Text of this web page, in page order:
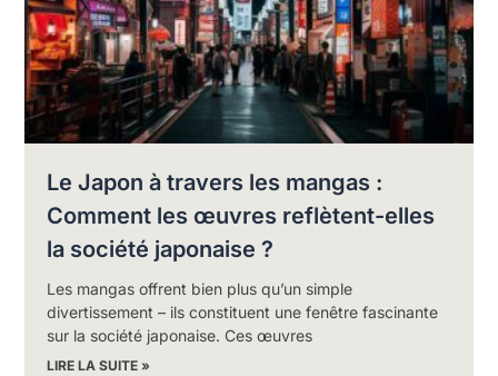
Le Japon à travers les mangas :
Comment les œuvres reflètent-elles
la société japonaise ?
Les mangas offrent bien plus qu’un simple
divertissement – ils constituent une fenêtre fascinante
sur la société japonaise. Ces œuvres
LIRE LA SUITE »